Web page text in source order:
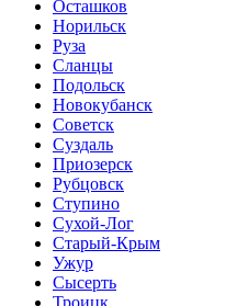
Осташков
Норильск
Руза
Сланцы
Подольск
Новокубанск
Советск
Суздаль
Приозерск
Рубцовск
Ступино
Сухой-Лог
Старый-Крым
Ужур
Сысерть
Троицк